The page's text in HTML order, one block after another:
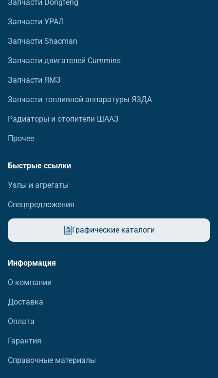
Запчасти Dongfeng
Запчасти УРАЛ
Запчасти Shacman
Запчасти двигателей Cummins
Запчасти ЯМЗ
Запчасти топливной аппаратуры ЯЗДА
Радиаторы и отопители ШААЗ
Прочее
Быстрые ссылки
Узлы и агрегаты
Спецпредложения
Графические каталоги
Информация
О компании
Доставка
Оплата
Гарантия
Справочные материалы